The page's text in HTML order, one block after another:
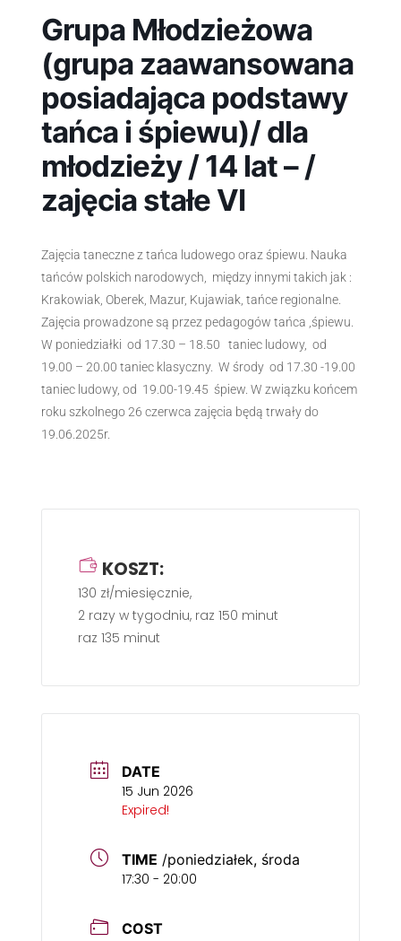
Grupa Młodzieżowa
(grupa zaawansowana
posiadająca podstawy
tańca i śpiewu)/ dla
młodzieży / 14 lat – /
zajęcia stałe VI
Zajęcia taneczne z tańca ludowego oraz śpiewu. Nauka
tańców polskich narodowych, między innymi takich jak :
Krakowiak, Oberek, Mazur, Kujawiak, tańce regionalne.
Zajęcia prowadzone są przez pedagogów tańca ,śpiewu.
W poniedziałki od 17.30 – 18.50 taniec ludowy, od
19.00 – 20.00 taniec klasyczny. W środy od 17.30 -19.00
taniec ludowy, od 19.00-19.45 śpiew. W związku końcem
roku szkolnego 26 czerwca zajęcia będą trwały do
19.06.2025r.
KOSZT:
130 zł/miesięcznie,
2 razy w tygodniu, raz 150 minut
raz 135 minut
DATE
15 Jun 2026
Expired!
TIME /poniedziałek, środa
17:30 - 20:00
COST